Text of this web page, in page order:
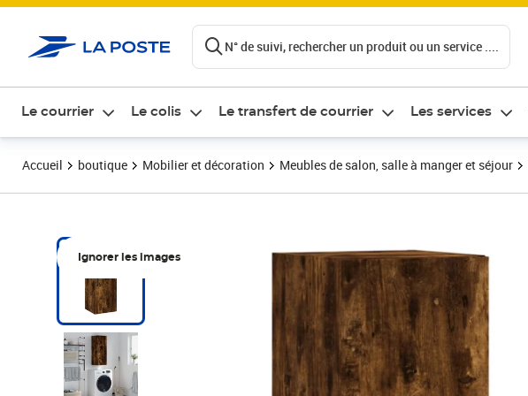
N° de suivi, rechercher un produit ou un service ....
Le courrier Le colis Le transfert de courrier Les services
Accueil boutique Mobilier et décoration Meubles de salon, salle à manger et séjour
Ignorer les images